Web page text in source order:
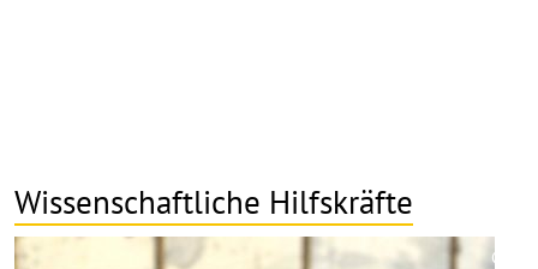
Wissenschaftliche Hilfskräfte
©